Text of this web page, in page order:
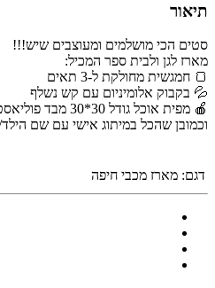
תיאור
סטים הכי מושלמים ומעוצבים שיש!!!
מארז לגן ולבית ספר המכיל:
🍞 חמגשית מחולקת ל-3 תאים
💦 בקבוק אלומיניום עם קש נשלף
🍎 מפית אוכל גודל 30*30 מבד פוליאסטר
וכמובן שהכל במיתוג אישי עם שם
דגם: מארז מכבי חיפה